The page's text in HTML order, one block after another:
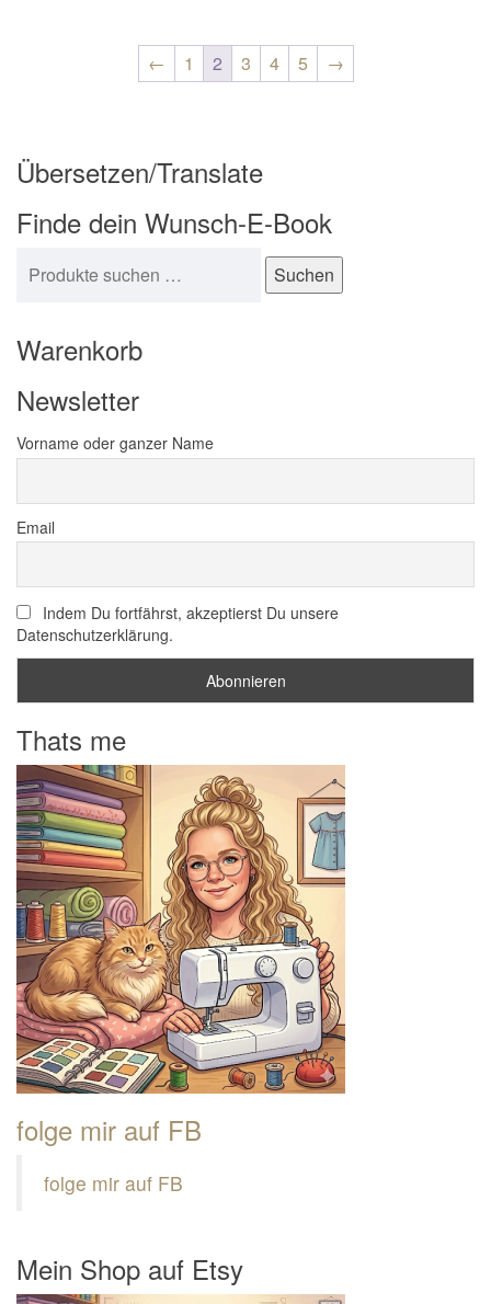
← 1 2 3 4 5 →
Übersetzen/Translate
Finde dein Wunsch-E-Book
Suchen
Warenkorb
Newsletter
Vorname oder ganzer Name
Email
Indem Du fortfährst, akzeptierst Du unsere
Datenschutzerklärung.
Thats me
folge mir auf FB
folge mir auf FB
Mein Shop auf Etsy